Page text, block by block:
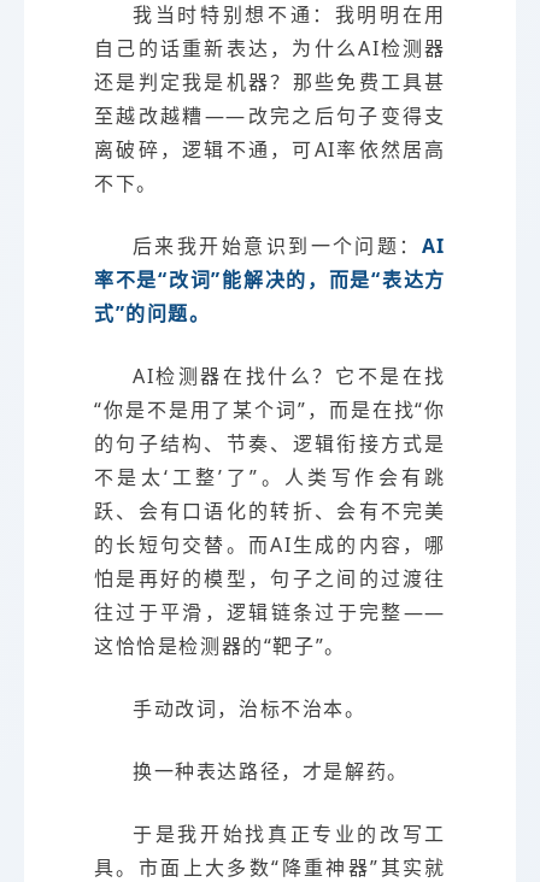
我当时特别想不通：我明明在用
自己的话重新表达，为什么AI检测器
还是判定我是机器？那些免费工具甚
至越改越糟——改完之后句子变得支
离破碎，逻辑不通，可AI率依然居高
不下。
后来我开始意识到一个问题： AI
率不是“改词”能解决的，而是“表达方
式”的问题。
AI检测器在找什么？它不是在找
“你是不是用了某个词”，而是在找“你
的句子结构、节奏、逻辑衔接方式是
不是太‘工整’了”。人类写作会有跳
跃、会有口语化的转折、会有不完美
的长短句交替。而AI生成的内容，哪
怕是再好的模型，句子之间的过渡往
往过于平滑，逻辑链条过于完整——
这恰恰是检测器的“靶子”。
手动改词，治标不治本。
换一种表达路径，才是解药。
于是我开始找真正专业的改写工
具。市面上大多数“降重神器”其实就